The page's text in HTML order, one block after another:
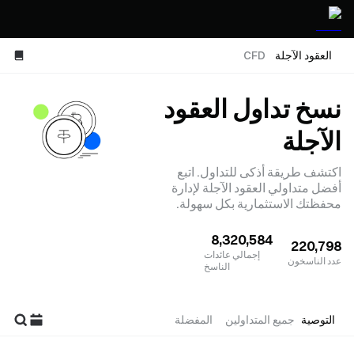
العقود الآجلة CFD
نسخ تداول العقود
الآجلة
اكتشف طريقة أذكى للتداول. اتبع
أفضل متداولي العقود الآجلة لإدارة
محفظتك الاستثمارية بكل سهولة.
220,798
عدد الناسخون
8,320,584
إجمالي عائدات
الناسخ
التوصية جميع المتداولين المفضلة